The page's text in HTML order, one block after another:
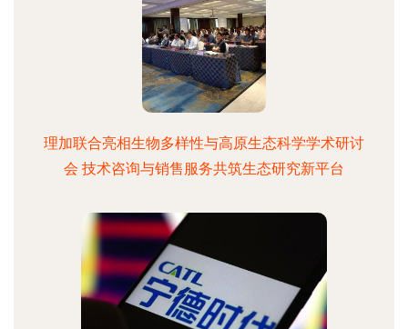
理加联合亮相生物多样性与高原生态科学学术研讨
会 技术咨询与销售服务共筑生态研究新平台